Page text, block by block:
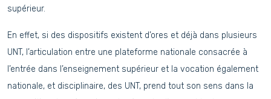
supérieur.
En effet, si des dispositifs existent d’ores et déjà dans plusieurs
UNT, l’articulation entre une plateforme nationale consacrée à
l’entrée dans l’enseignement supérieur et la vocation également
nationale, et disciplinaire, des UNT, prend tout son sens dans la